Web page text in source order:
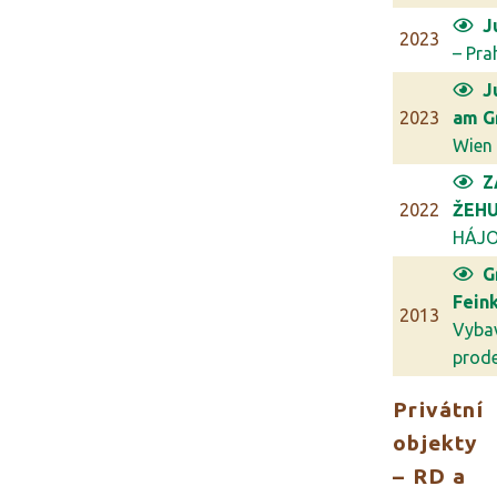
2023
–
2023
am
Wien
2022
2013
Privátní
objekty
– RD a